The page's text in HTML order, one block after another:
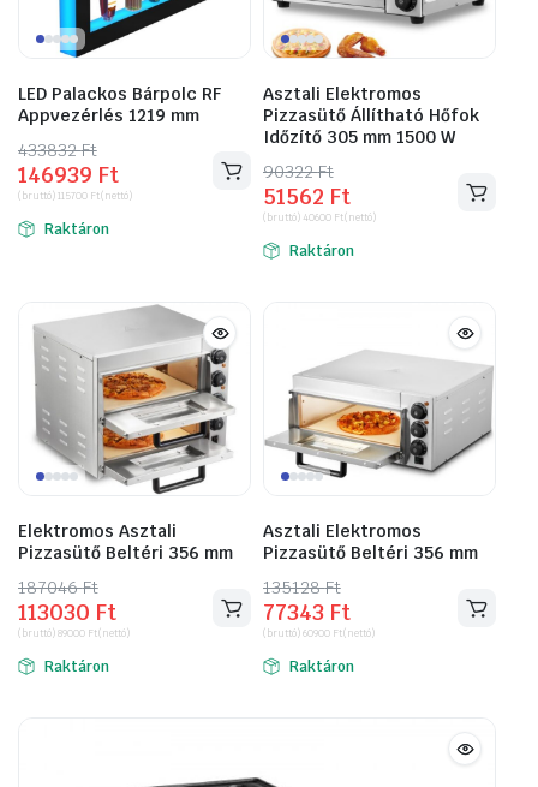
LED Palackos Bárpolc RF
Appvezérlés 1219 mm
433832Ft
Original
price
was:
433832 Ft.
146939 Ft
Current
price
is:
146939 Ft.
(bruttó)115700 Ft(nettó)
Raktáron
Asztali Elektromos
Pizzasütő Állítható Hőfok
Időzítő 305 mm 1500 W
90322Ft
Original
price
was:
90322 Ft.
51562 Ft
Current
price
is:
51562 Ft.
(bruttó) 40600 Ft(nettó)
Raktáron
Elektromos Asztali
Pizzasütő Beltéri 356 mm
187046Ft
Original
price
was:
187046 Ft.
113030 Ft
Current
price
is:
113030 Ft.
(bruttó)89000 Ft(nettó)
Raktáron
Asztali Elektromos
Pizzasütő Beltéri 356 mm
135128Ft
Original
price
was:
135128 Ft.
77343 Ft
Current
price
is:
77343 Ft.
(bruttó)60900 Ft(nettó)
Raktáron